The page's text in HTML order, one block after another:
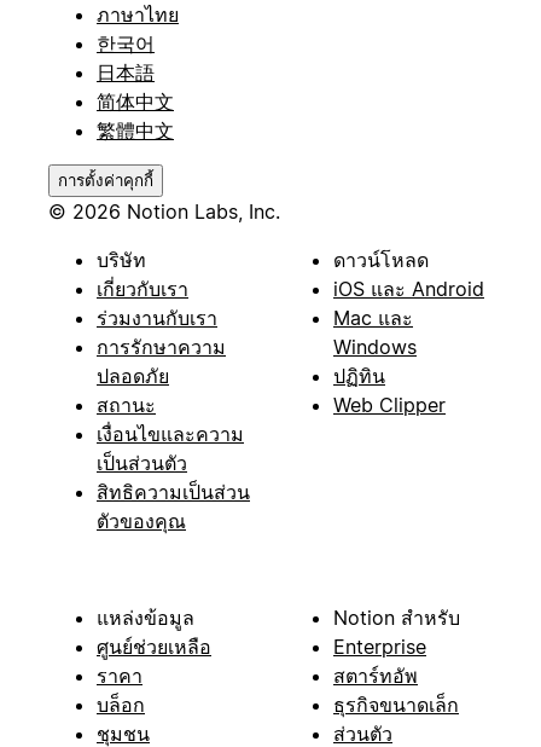
ภาษาไทย
한국어
日本語
简体中文
繁體中文
การตั้งค่าคุกกี้
© 2026 Notion Labs, Inc.
บริษัท
เกี่ยวกับเรา
ร่วมงานกับเรา
การรักษาความ
ปลอดภัย
สถานะ
เงื่อนไขและความ
เป็นส่วนตัว
สิทธิความเป็นส่วน
ตัวของคุณ
ดาวน์โหลด
iOS และ Android
Mac และ
Windows
ปฏิทิน
Web Clipper
แหล่งข้อมูล
ศูนย์ช่วยเหลือ
ราคา
บล็อก
ชุมชน
Notion สำหรับ
Enterprise
สตาร์ทอัพ
ธุรกิจขนาดเล็ก
ส่วนตัว